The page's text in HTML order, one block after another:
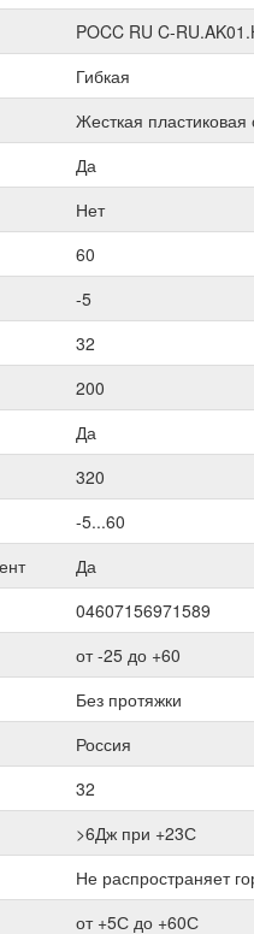
POCC RU C-
Гибкая
Жесткая пластиковая
Да
Нет
60
-5
32
200
Да
320
-5...60
Да
04607156971589
от -25 до +60
Без протяжки
Россия
32
>6Дж при +23С
Не распространяет
от +5С до +60С